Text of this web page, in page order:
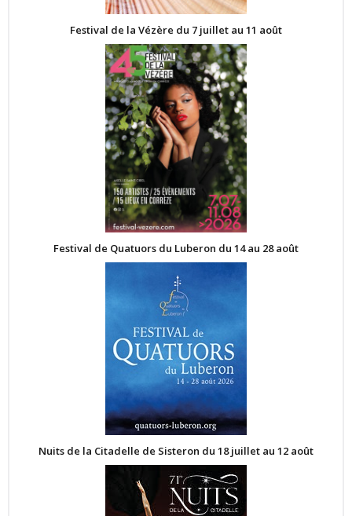
Festival de la Vézère du 7 juillet au 11 août
Festival de Quatuors du Luberon du 14 au 28 août
Nuits de la Citadelle de Sisteron du 18 juillet au 12 août